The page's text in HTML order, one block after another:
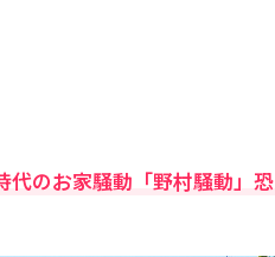
のお家騒動「野村騒動」